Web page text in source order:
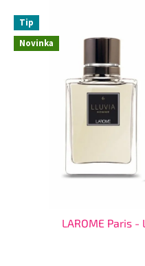
Novinka
Tip
LAROME Paris -